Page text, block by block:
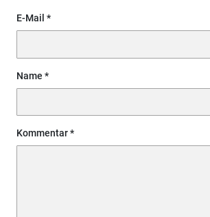
E-Mail
Name
Kommentar